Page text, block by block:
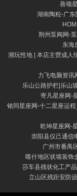
善颂
湖南陶粒-广
荆州泵阀网-
东海
潮玩性地 | 本店主營成人
力飞电脑资讯
乐山公路护栏|乐山
寄凡星座网-
铭同星座网-十二星座运
乾坤星座网-
崇阳县仅己通信
广州市番禺
喀什地区状墙装饰
莎车县残状化工产
立山区残距安防